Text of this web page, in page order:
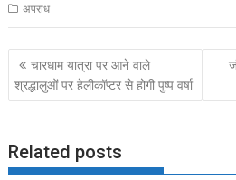
e
b
o
o
k
to
d
o
n
ai
l
ar
e
अपराध
Post
navigation
चारधाम यात्रा पर आने वाले
श्रद्धालुओं पर हेलीकॉप्टर से होगी पुष्प वर्षा
Related posts